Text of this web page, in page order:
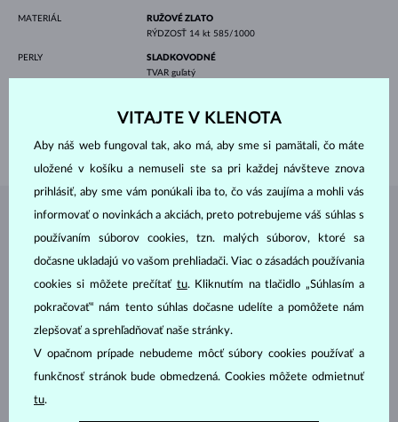
MATERIÁL
RUŽOVÉ ZLATO
RÝDZOSŤ 14 kt 585/1000
PERLY
SLADKOVODNÉ
TVAR guľatý
PRIEMER
5 - 5.5 mm
VÁHA 1.65 g
ŠPERKY ZATELIÉRU KLENOTA
VITAJTE V KLENOTA
Aby náš web fungoval tak, ako má, aby sme si pamätali, čo máte
uložené v košíku a nemuseli ste sa pri každej návšteve znova
prihlásiť, aby sme vám ponúkali iba to, čo vás zaujíma a mohli vás
informovať o novinkách a akciách, preto potrebujeme váš súhlas s
používaním súborov cookies, tzn. malých súborov, ktoré sa
dočasne ukladajú vo vašom prehliadači. Viac o zásadách používania
cookies si môžete prečítať tu. Kliknutím na tlačidlo „Súhlasím a
pokračovať“ nám tento súhlas dočasne udelíte a pomôžete nám
zlepšovať a sprehľadňovať naše stránky.
V opačnom prípade nebudeme môcť súbory cookies používať a
funkčnosť stránok bude obmedzená. Cookies môžete odmietnuť
tu.